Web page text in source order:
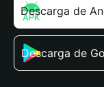
Descarga de
Descarga de